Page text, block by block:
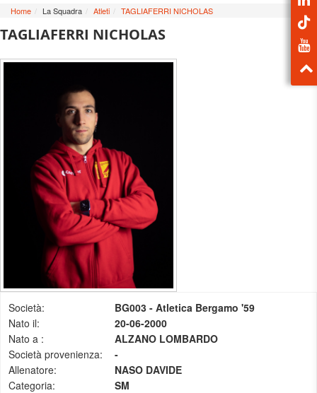
Home / La Squadra / Atleti / TAGLIAFERRI NICHOLAS
TAGLIAFERRI NICHOLAS
Società:
BG003 - Atletica Bergamo '59
Nato il:
20-06-2000
Nato a :
ALZANO LOMBARDO
Società provenienza:
-
Allenatore:
NASO DAVIDE
Categoria:
SM